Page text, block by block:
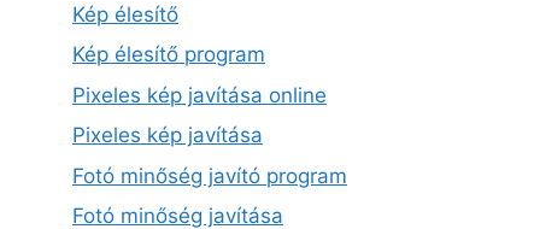
Kép élesítő
Kép élesítő program
Pixeles kép javítása online
Pixeles kép javítása
Fotó minőség javító program
Fotó minőség javítása